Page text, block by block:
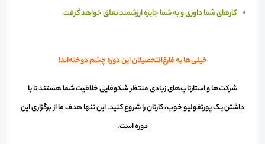
کارهای شما داوری و به شما جایزه ارزشمند تعلق خواهد گرفت.
خیلی‌ها به فارغ‌التحصیلان این دوره چشم دوخته‌اند!
شرکت‌ها و استارتاپ‌های زیادی منتظر شکوفایی خلاقیت شما هستند تا با
داشتن یک پورتفولیو خوب، کارتان را شروع کنید. این تنها هدف ما از برگزاری این
دوره است.